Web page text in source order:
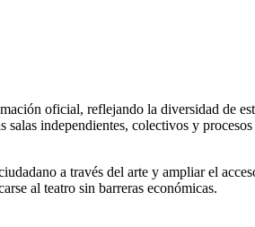
oficial, reflejando la diversidad de
independientes, colectivos y
a través del arte y ampliar el
al teatro sin barreras económicas.